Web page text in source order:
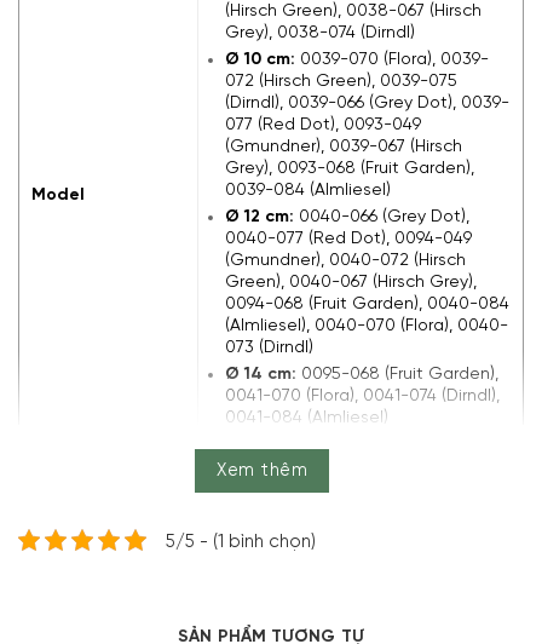
Model
(Hirsch Green), 0038-067 (Hirsch
Grey), 0038-074 (Dirndl)
Ø 10 cm: 0039-070 (Flora), 0039-
072 (Hirsch Green), 0039-075
(Dirndl), 0039-066 (Grey Dot), 0039-
077 (Red Dot), 0093-049
(Gmundner), 0039-067 (Hirsch
Grey), 0093-068 (Fruit Garden),
0039-084 (Almliesel)
Ø 12 cm: 0040-066 (Grey Dot),
0040-077 (Red Dot), 0094-049
(Gmundner), 0040-072 (Hirsch
Green), 0040-067 (Hirsch Grey),
0094-068 (Fruit Garden), 0040-084
(Almliesel), 0040-070 (Flora), 0040-
073 (Dirndl)
Ø 14 cm: 0095-068 (Fruit Garden),
0041-070 (Flora), 0041-074 (Dirndl),
0041-084 (Almliesel)
Áo
Chất liệu Sắt tráng men thuỷ tinh
066
Xem thêm
5/5 - (1 bình chọn)
SẢN PHẨM TƯƠNG TỰ